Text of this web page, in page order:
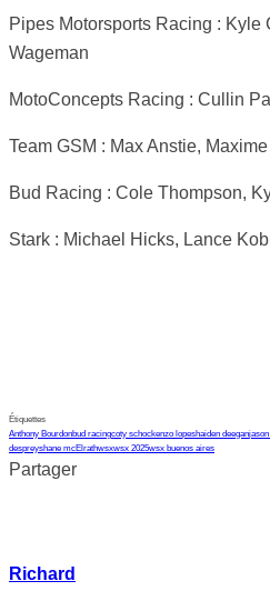
Pipes Motorsports Racing : Kyle
Wageman
MotoConcepts Racing : Cullin
Team GSM : Max Anstie,
Bud Racing : Cole Thompson,
Stark : Michael Hicks, Lance
Étiquettes
Anthony Bourdonbud racingcoty schockenzo lopeshaiden deegan
despreyshane mcElrathwsxwsx 2025wsx buenos aires
Partager
Richard